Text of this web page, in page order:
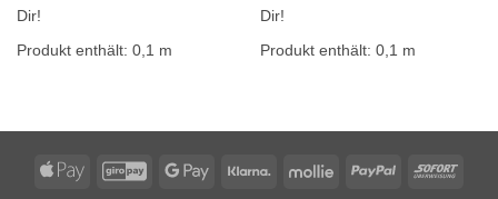
Dir!
Produkt enthält: 0,1 m
Dir!
Produkt enthält: 0,1 m
Apple
GiroPay Google
Klarna Mollie PayPal Sofort